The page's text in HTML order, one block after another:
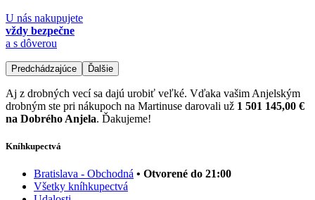
U nás nakupujete
vždy bezpečne
a s dôverou
Predchádzajúce Ďalšie
Aj z drobných vecí sa dajú urobiť veľké. Vďaka vašim Anjelským
drobným ste pri nákupoch na Martinuse darovali už 1 501 145,00 €
na Dobrého Anjela. Ďakujeme!
Kníhkupectvá
Bratislava - Obchodná • Otvorené do 21:00
Všetky kníhkupectvá